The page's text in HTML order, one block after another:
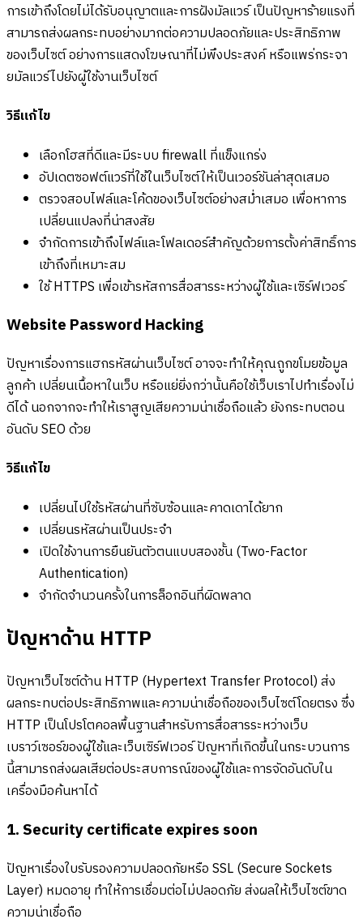
การเข้าถึงโดยไม่ได้รับอนุญาตและการฝังมัลแวร์ เป็นปัญหาร้ายแรงที่
สามารถส่งผลกระทบอย่างมากต่อความปลอดภัยและประสิทธิภาพ
ของเว็บไซต์ อย่างการแสดงโฆษณาที่ไม่พึงประสงค์ หรือแพร่กระจา
ยมัลแวร์ไปยังผู้ใช้งานเว็บไซต์
วิธีแก้ไข
เลือกโฮสที่ดีและมีระบบ firewall ที่แข็งแกร่ง
อัปเดตซอฟต์แวร์ที่ใช้ในเว็บไซต์ให้เป็นเวอร์ชันล่าสุดเสมอ
ตรวจสอบไฟล์และโค้ดของเว็บไซต์อย่างสม่ำเสมอ เพื่อหาการ
เปลี่ยนแปลงที่น่าสงสัย
จำกัดการเข้าถึงไฟล์และโฟลเดอร์สำคัญด้วยการตั้งค่าสิทธิ์การ
เข้าถึงที่เหมาะสม
ใช้ HTTPS เพื่อเข้ารหัสการสื่อสารระหว่างผู้ใช้และเซิร์ฟเวอร์
Website Password Hacking
ปัญหาเรื่องการแฮกรหัสผ่านเว็บไซต์ อาจจะทำให้คุณถูกขโมยข้อมูล
ลูกค้า เปลี่ยนเนื้อหาในเว็บ หรือแย่ยิ่งกว่านั้นคือใช้เว็บเราไปทำเรื่องไม่
ดีได้ นอกจากจะทำให้เราสูญเสียความน่าเชื่อถือแล้ว ยังกระทบตอน
อันดับ SEO ด้วย
วิธีแก้ไข
เปลี่ยนไปใช้รหัสผ่านที่ซับซ้อนและคาดเดาได้ยาก
เปลี่ยนรหัสผ่านเป็นประจำ
เปิดใช้งานการยืนยันตัวตนแบบสองชั้น (Two-Factor
Authentication)
จำกัดจำนวนครั้งในการล็อกอินที่ผิดพลาด
ปัญหาด้าน HTTP
ปัญหาเว็บไซต์ด้าน HTTP (Hypertext Transfer Protocol) ส่ง
ผลกระทบต่อประสิทธิภาพและความน่าเชื่อถือของเว็บไซต์โดยตรง ซึ่ง
HTTP เป็นโปรโตคอลพื้นฐานสำหรับการสื่อสารระหว่างเว็บ
เบราว์เซอร์ของผู้ใช้และเว็บเซิร์ฟเวอร์ ปัญหาที่เกิดขึ้นในกระบวนการ
นี้สามารถส่งผลเสียต่อประสบการณ์ของผู้ใช้และการจัดอันดับใน
เครื่องมือค้นหาได้
1. Security certificate expires soon
ปัญหาเรื่องใบรับรองความปลอดภัยหรือ SSL (Secure Sockets
Layer) หมดอายุ ทำให้การเชื่อมต่อไม่ปลอดภัย ส่งผลให้เว็บไซต์ขาด
ความน่าเชื่อถือ